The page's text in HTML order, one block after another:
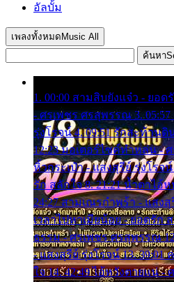
อัลบั้ม
เพลงทั้งหมด Music All
ค้นหา
1. 00:00 สามสิบยังแจ๋ว - ยอด
- ศรเพชร ศรสุพรรณ 3.
รุ่งโรจน์ 4. 09:51 รักสะท้าน
12:23 มอเตอร์ไซค์ทำหล่น -
หิ้วกระเป๋า - แสงสุรีย์ รุ่งโรจน์
รัก สลักใจ 8. 21:21 น้ำตาไอ้
24:27 สามเณรกำพร้า - แสงสุ
เวลาไปหาเมียน้อย - ยอดรัก
ธรรม - ศรเพชร ศรสุพรรณ
- แสงสุรีย์ รุ่งโรจน์ 13.
ใจ 14. 42:49 ไอ้หวังตายแน่ -